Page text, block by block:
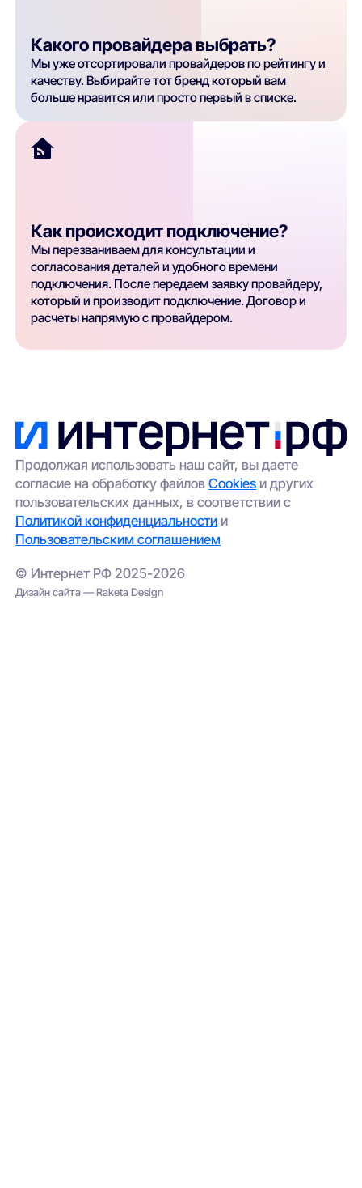
Какого провайдера выбрать?
Мы уже отсортировали провайдеров по рейтингу и
качеству. Выбирайте тот бренд который вам
больше нравится или просто первый в списке.
Как происходит подключение?
Мы перезваниваем для консультации и
согласования деталей и удобного времени
подключения. После передаем заявку провайдеру,
который и производит подключение. Договор и
расчеты напрямую с провайдером.
Продолжая использовать наш сайт, вы даете
согласие на обработку файловCookies и других
пользовательских данных, в соответствии с
Политикой конфиденциальности и
Пользовательским соглашением
© Интернет РФ 2025-2026
Дизайн сайта — Raketa Design